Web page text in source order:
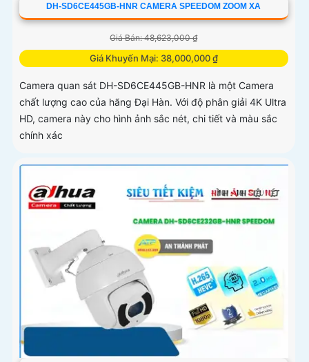
DH-SD6CE445GB-HNR CAMERA SPEEDOM ZOOM XA
Giá Bán: 48,623,000 ₫
Giá Khuyến Mại: 38,000,000 ₫
Camera quan sát DH-SD6CE445GB-HNR là một Camera
chất lượng cao của hãng Đại Hàn. Với độ phân giải 4K Ultra
HD, camera này cho hình ảnh sắc nét, chi tiết và màu sắc
chính xác